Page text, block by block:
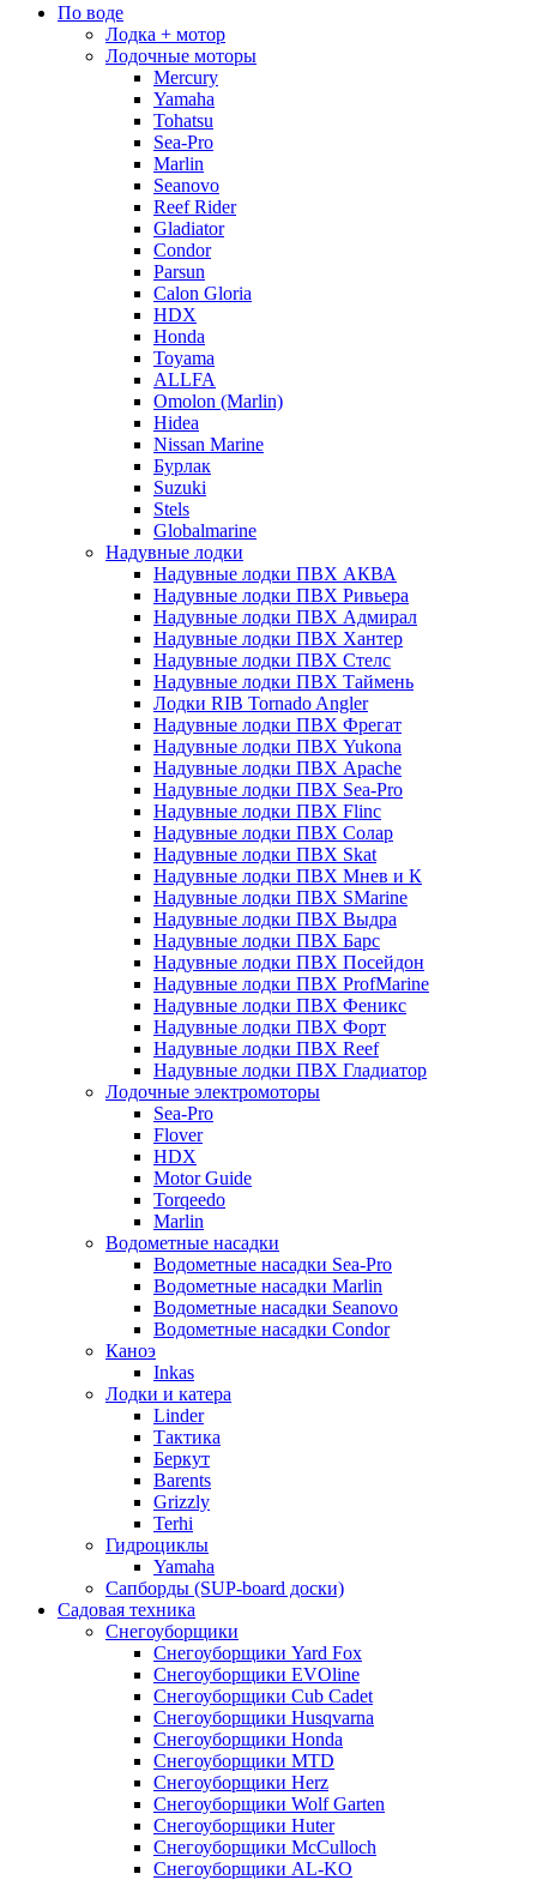
По воде
Лодка + мотор
Лодочные моторы
Mercury
Yamaha
Tohatsu
Sea-Pro
Marlin
Seanovo
Reef Rider
Gladiator
Condor
Parsun
Calon Gloria
HDX
Honda
Toyama
ALLFA
Omolon (Marlin)
Hidea
Nissan Marine
Бурлак
Suzuki
Stels
Globalmarine
Надувные лодки
Надувные лодки ПВХ АКВА
Надувные лодки ПВХ Ривьера
Надувные лодки ПВХ Адмирал
Надувные лодки ПВХ Хантер
Надувные лодки ПВХ Стелс
Надувные лодки ПВХ Таймень
Лодки RIB Tornado Angler
Надувные лодки ПВХ Фрегат
Надувные лодки ПВХ Yukona
Надувные лодки ПВХ Apache
Надувные лодки ПВХ Sea-Pro
Надувные лодки ПВХ Flinc
Надувные лодки ПВХ Солар
Надувные лодки ПВХ Skat
Надувные лодки ПВХ Мнев и К
Надувные лодки ПВХ SMarine
Надувные лодки ПВХ Выдра
Надувные лодки ПВХ Барс
Надувные лодки ПВХ Посейдон
Надувные лодки ПВХ ProfMarine
Надувные лодки ПВХ Феникс
Надувные лодки ПВХ Форт
Надувные лодки ПВХ Reef
Надувные лодки ПВХ Гладиатор
Лодочные электромоторы
Sea-Pro
Flover
HDX
Motor Guide
Torqeedo
Marlin
Водометные насадки
Водометные насадки Sea-Pro
Водометные насадки Marlin
Водометные насадки Seanovo
Водометные насадки Condor
Каноэ
Inkas
Лодки и катера
Linder
Тактика
Беркут
Barents
Grizzly
Terhi
Гидроциклы
Yamaha
Сапборды (SUP-board доски)
Садовая техника
Снегоуборщики
Снегоуборщики Yard Fox
Снегоуборщики EVOline
Снегоуборщики Cub Cadet
Снегоуборщики Husqvarna
Снегоуборщики Honda
Снегоуборщики MTD
Снегоуборщики Herz
Снегоуборщики Wolf Garten
Снегоуборщики Huter
Снегоуборщики McCulloch
Снегоуборщики AL-KO